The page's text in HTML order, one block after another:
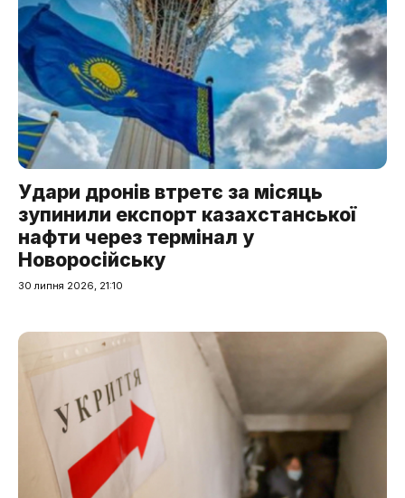
Удари дронів втретє за місяць
зупинили експорт казахстанської
нафти через термінал у
Новоросійську
30 липня 2026, 21:10